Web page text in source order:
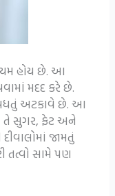
હોય છે. આ
મદદ કરે છે.
વધતું અટકાવે છે. આ
તે સુગર, ફેટ અને
જામતું
તત્વો સામે પણ